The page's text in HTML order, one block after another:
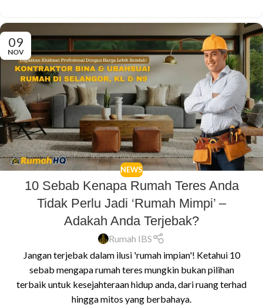
09
NOV
NEWS
10 Sebab Kenapa Rumah Teres Anda
Tidak Perlu Jadi ‘Rumah Mimpi’ –
Adakah Anda Terjebak?
Rumah IBS
Jangan terjebak dalam ilusi 'rumah impian'! Ketahui 10
sebab mengapa rumah teres mungkin bukan pilihan
terbaik untuk kesejahteraan hidup anda, dari ruang terhad
hingga mitos yang berbahaya.